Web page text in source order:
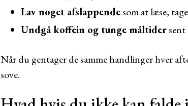
Lav noget afslappendesom at læse,
Undgå koffein og tunge måltidersent
Når du gentager de samme handlinger hver
sove.